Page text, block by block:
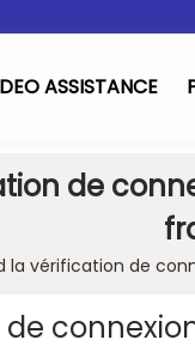
ASSISTANCE
de
la vérification de